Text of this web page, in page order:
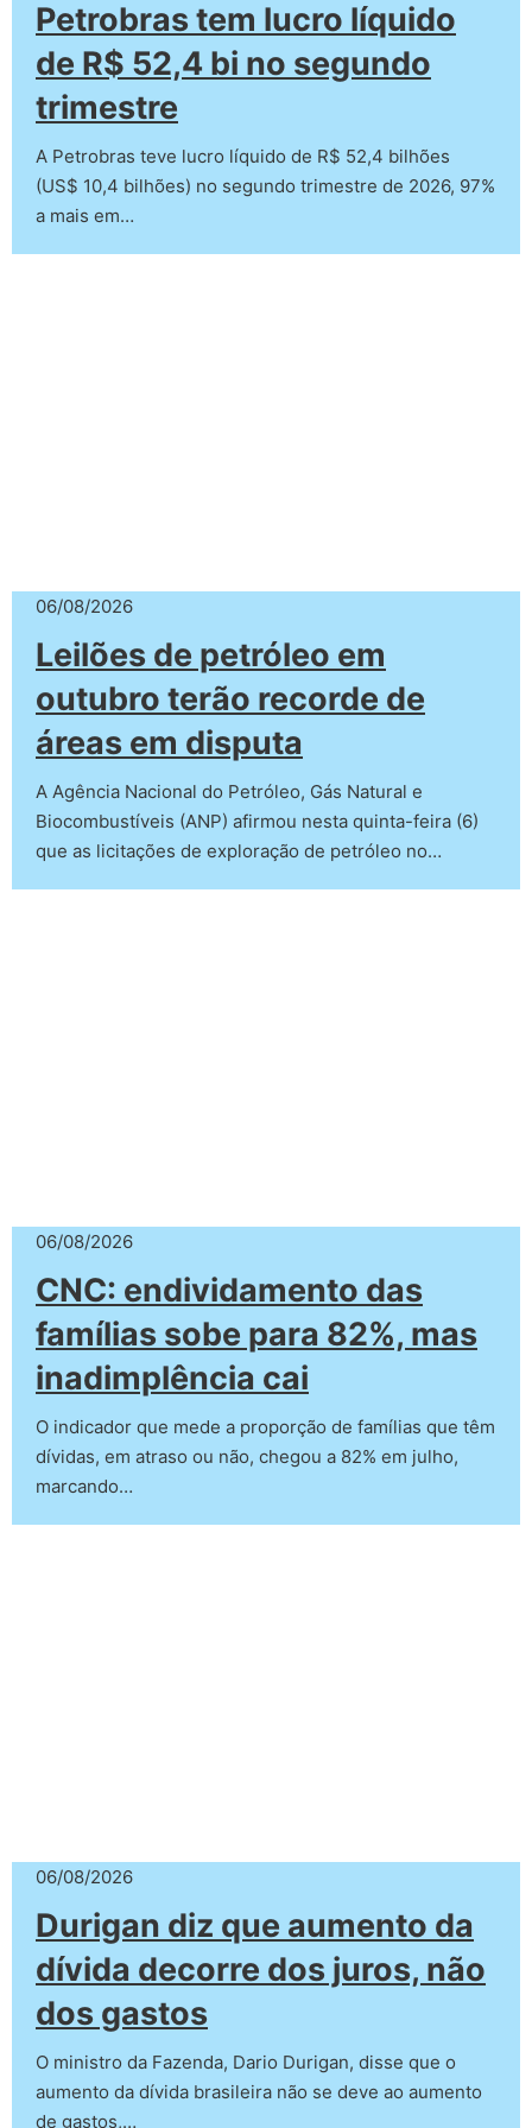
Petrobras tem lucro líquido
de R$ 52,4 bi no segundo
trimestre
A Petrobras teve lucro líquido de R$ 52,4 bilhões
(US$ 10,4 bilhões) no segundo trimestre de 2026, 97%
a mais em…
06/08/2026
Leilões de petróleo em
outubro terão recorde de
áreas em disputa
A Agência Nacional do Petróleo, Gás Natural e
Biocombustíveis (ANP) afirmou nesta quinta-feira (6)
que as licitações de exploração de petróleo no…
06/08/2026
CNC: endividamento das
famílias sobe para 82%, mas
inadimplência cai
O indicador que mede a proporção de famílias que têm
dívidas, em atraso ou não, chegou a 82% em julho,
marcando…
06/08/2026
Durigan diz que aumento da
dívida decorre dos juros, não
dos gastos
O ministro da Fazenda, Dario Durigan, disse que o
aumento da dívida brasileira não se deve ao aumento
de gastos,…